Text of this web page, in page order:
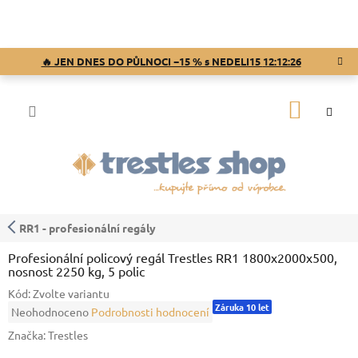
🔥 JEN DNES DO PŮLNOCI −15 % s NEDELI15 12:12:25
RR1 - profesionální regály
Profesionální policový regál Trestles RR1 1800x2000x500,
nosnost 2250 kg, 5 polic
Kód:Zvolte variantu
Průměrné
produktu
Neohodnoceno Podrobnosti hodnocení Záruka 10 let
Značka:Trestles